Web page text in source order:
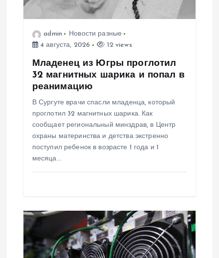
з
admin
Новости разные
4 августа, 2026
12 views
Младенец из Югры проглотил
32 магнитных шарика и попал в
реанимацию
В Сургуте врачи спасли младенца, который
проглотил 32 магнитных шарика. Как
сообщает региональный минздрав, в Центр
охраны материнства и детства экстренно
поступил ребенок в возрасте 1 года и 1
месяца…